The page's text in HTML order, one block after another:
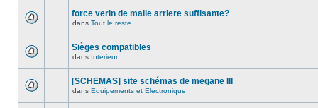
force verin de malle arriere suffisante?
dans Tout le reste
Sièges compatibles
dans Interieur
[SCHEMAS] site schémas de megane III
dans Equipements et Electronique